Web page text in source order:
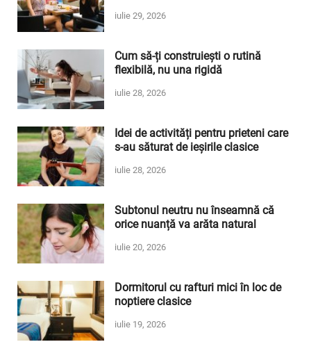
iulie 29, 2026
Cum să-ți construiești o rutină
flexibilă, nu una rigidă
iulie 28, 2026
Idei de activități pentru prieteni care
s-au săturat de ieșirile clasice
iulie 28, 2026
Subtonul neutru nu înseamnă că
orice nuanță va arăta natural
iulie 20, 2026
Dormitorul cu rafturi mici în loc de
noptiere clasice
iulie 19, 2026